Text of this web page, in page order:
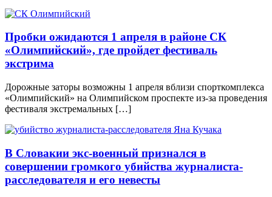
Пробки ожидаются 1 апреля в районе СК
«Олимпийский», где пройдет фестиваль
экстрима
Дорожные заторы возможны 1 апреля вблизи спорткомплекса
«Олимпийский» на Олимпийском проспекте из-за проведения
фестиваля экстремальных […]
В Словакии экс-военный признался в
совершении громкого убийства журналиста-
расследователя и его невесты